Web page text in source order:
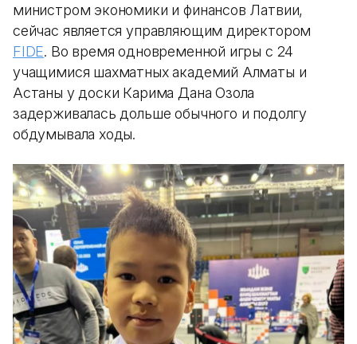
министром экономики и финансов Латвии,
сейчас является управляющим директором
FIDE. Во время одновременной игры с 24
учащимися шахматных академий Алматы и
Астаны у доски Карима Дана Озола
задерживалась дольше обычного и подолгу
обдумывала ходы.